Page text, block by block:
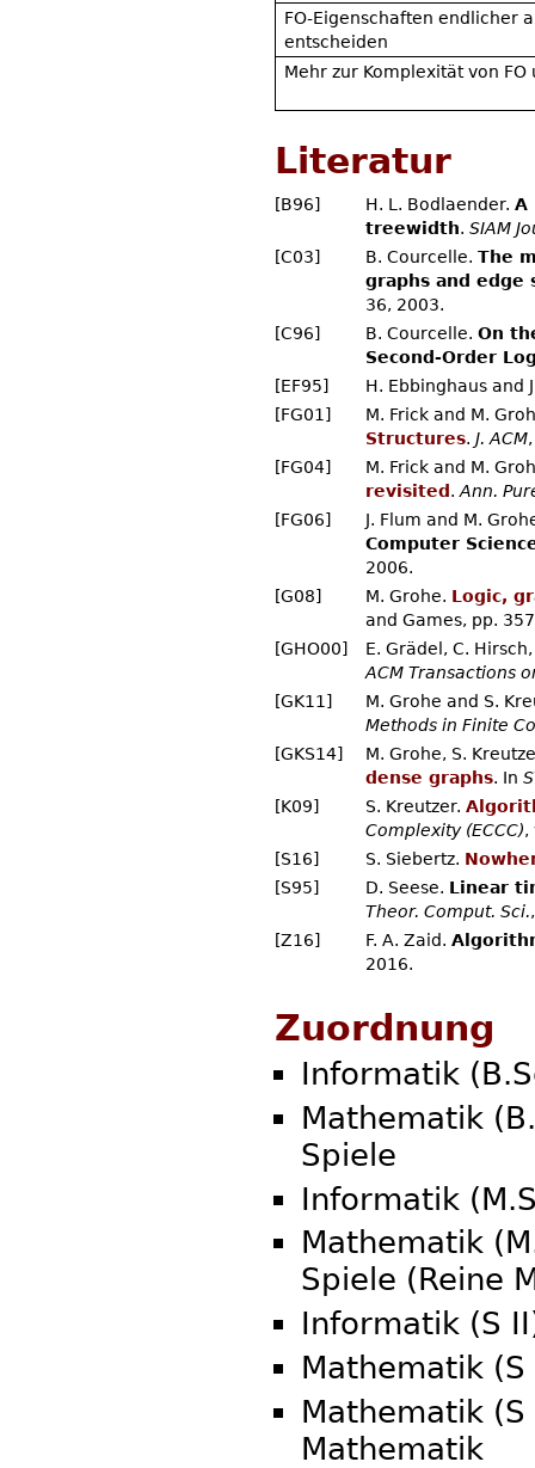
FO-Eigenschaften endlicher
entscheiden
Mehr zur Komplexität von FO
Literatur
[B96] H. L. Bodlaender. A
treewidth. SIAM
[C03]
B. Courcelle. The
graphs and edge
36, 2003.
[C96]
B. Courcelle. On
Second-Order
[EF95]
H. Ebbinghaus and
[FG01]
M. Frick and M.
Structures. J. ACM
[FG04]
M. Frick and M.
revisited . Ann.
[FG06]
J. Flum and M.
Computer
2006.
[G08]
M. Grohe. Logic,
and Games, pp.
[GHO00]
E. Grädel, C.
ACM Transactions
[GK11]
M. Grohe and S.
Methods in Finite
[GKS14]
M. Grohe, S.
dense graphs. In
[K09]
S. Kreutzer.
Complexity (ECCC),
[S16]
S. Siebertz.
[S95]
D. Seese. Linear
Theor. Comput. Sci.
[Z16]
F. A. Zaid.
2016.
Zuordnung
Informatik
Mathematik
Spiele
Informatik
Mathematik
Spiele (Reine
Informatik (S
Mathematik
Mathematik
Mathematik